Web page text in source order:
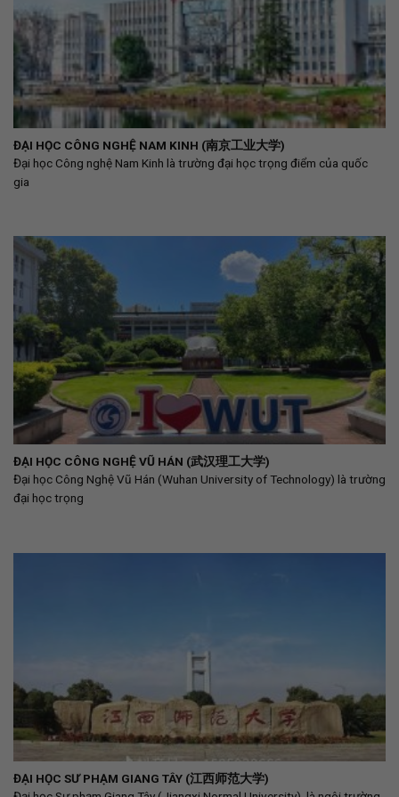
ĐẠI HỌC CÔNG NGHỆ NAM KINH (南京工业大学)
Đại học Công nghệ Nam Kinh là trường đại học trọng điểm của quốc
gia
ĐẠI HỌC CÔNG NGHỆ VŨ HÁN (武汉理工大学)
Đại học Công Nghệ Vũ Hán (Wuhan University of Technology) là trường
đại học trọng
ĐẠI HỌC SƯ PHẠM GIANG TÂY (江西师范大学)